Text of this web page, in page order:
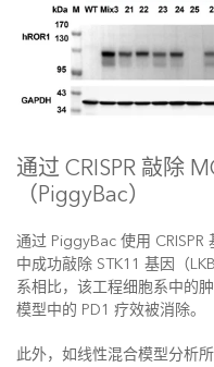
通过 CRISPR 敲除
（PiggyBac）
通过 PiggyBac 使用
中成功敲除 STK11 基因（
系相比，该工程细胞系中的
模型中的 PD1 疗效被消除。
此外，如线性混合模型分析